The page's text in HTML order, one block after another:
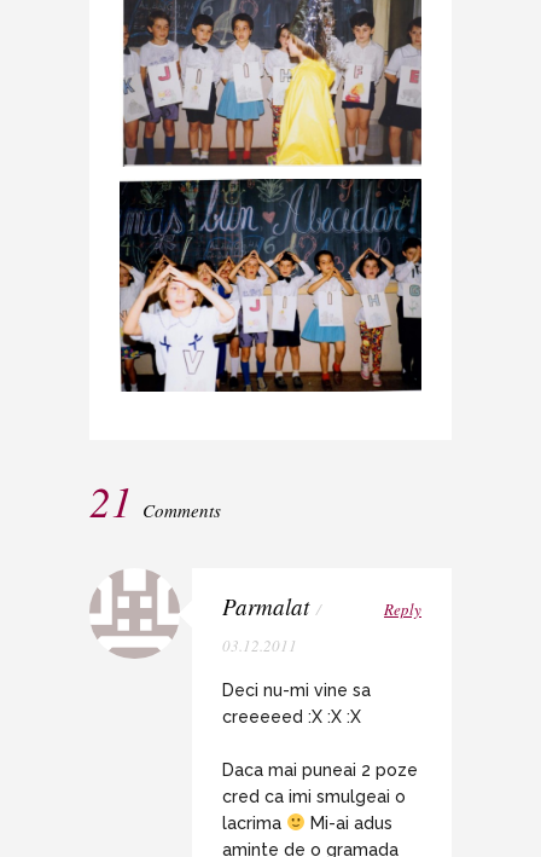
21 Comments
Parmalat /
03.12.2011
Reply
Deci nu-mi vine sa
creeeeed :X :X :X
Daca mai puneai 2 poze
cred ca imi smulgeai o
lacrima
Mi-ai adus
aminte de o gramada